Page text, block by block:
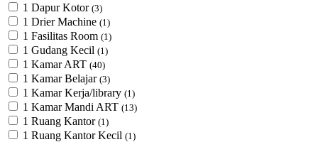
1 Dapur Kotor (3)
1 Drier Machine (1)
1 Fasilitas Room (1)
1 Gudang Kecil (1)
1 Kamar ART (40)
1 Kamar Belajar (3)
1 Kamar Kerja/library (1)
1 Kamar Mandi ART (13)
1 Ruang Kantor (1)
1 Ruang Kantor Kecil (1)